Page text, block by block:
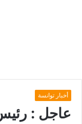
أخبار توانسة
عاجل :